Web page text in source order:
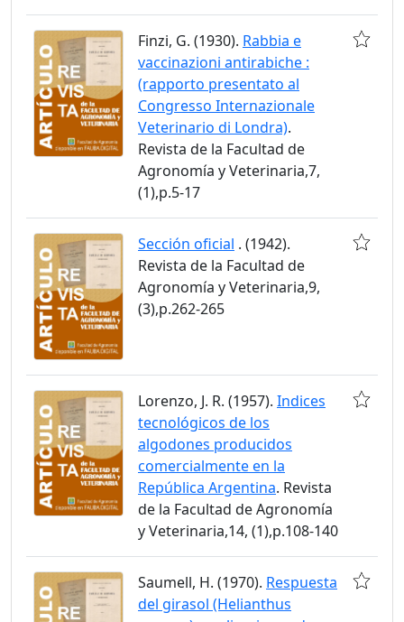
Finzi, G. (1930). Rabbia e
vaccinazioni antirabiche :
(rapporto presentato al
Congresso Internazionale
Veterinario di Londra).
Revista de la Facultad de
Agronomía y Veterinaria,7,
(1),p.5-17
Sección oficial . (1942).
Revista de la Facultad de
Agronomía y Veterinaria,9,
(3),p.262-265
Lorenzo, J. R. (1957). Indices
tecnológicos de los
algodones producidos
comercialmente en la
República Argentina. Revista
de la Facultad de Agronomía
y Veterinaria,14, (1),p.108-140
Saumell, H. (1970). Respuesta
del girasol (Helianthus